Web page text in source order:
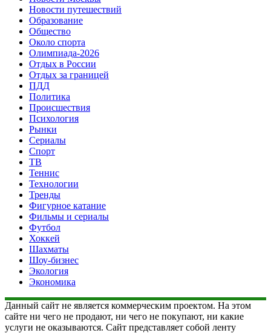
Новости путешествий
Образование
Общество
Около спорта
Олимпиада-2026
Отдых в России
Отдых за границей
ПДД
Политика
Происшествия
Психология
Рынки
Сериалы
Спорт
ТВ
Теннис
Технологии
Тренды
Фигурное катание
Фильмы и сериалы
Футбол
Хоккей
Шахматы
Шоу-бизнес
Экология
Экономика
Данный сайт не является коммерческим проектом. На этом
сайте ни чего не продают, ни чего не покупают, ни какие
услуги не оказываются. Сайт представляет собой ленту